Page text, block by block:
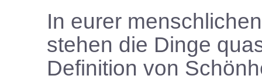
In eurer
stehen die Dinge
Definition von